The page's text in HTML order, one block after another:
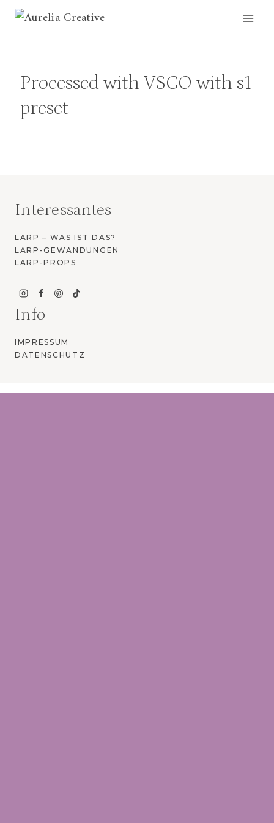
Zum
Processed with VSCO with s1
preset
Interessantes
LARP – WAS IST DAS?
LARP-GEWANDUNGEN
LARP-PROPS
Info
IMPRESSUM
DATENSCHUTZ